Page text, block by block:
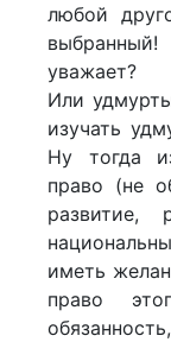
любой
уважает?
Или
изучать
Ну тогда
право (не
развитие,
иметь
право